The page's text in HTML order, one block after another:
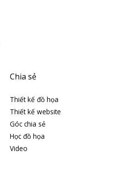
Chia sẻ
Thiết kế đồ họa
Thiết kế website
Góc chia sẻ
Học đồ họa
Video